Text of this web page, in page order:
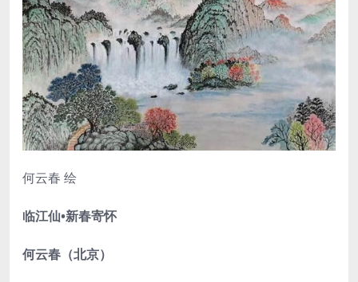
何云春 绘
临江仙•新春寄怀
何云春（北京）